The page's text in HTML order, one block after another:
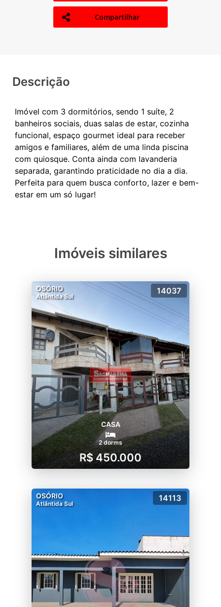
Compartilhar
Descrição
Imóvel com 3 dormitórios, sendo 1 suíte, 2
banheiros sociais, duas salas de estar, cozinha
funcional, espaço gourmet ideal para receber
amigos e familiares, além de uma linda piscina
com quiosque. Conta ainda com lavanderia
separada, garantindo praticidade no dia a dia.
Perfeita para quem busca conforto, lazer e bem-
Imóveis similares
OSÓRIO
Atlântida Sul
14037
CASA
2 dorms
R$ 450.000
OSÓRIO
Atlântida Sul
14113